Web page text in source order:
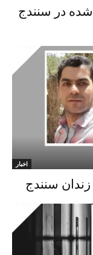
در سنندج
اخبار
زندان سنندج